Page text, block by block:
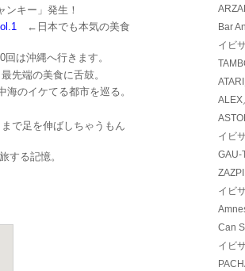
キー」発生！
←日本でも本気の美食
は沖縄へ行きます。
先端の美食に舌鼓。
のイケてる都市を巡る。
で足を伸ばしちゃうもん
る記憶。
Bar
イビ
ALEX
イビ
GAU-
イビ
Can
イビ